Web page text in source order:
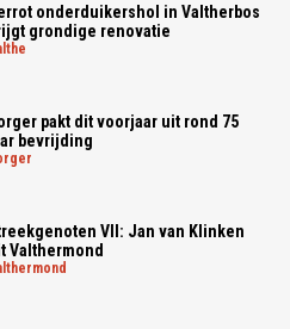
onderduikershol in Valtherbos
grondige renovatie
pakt dit voorjaar uit rond 75
bevrijding
VII: Jan van Klinken
Valthermond